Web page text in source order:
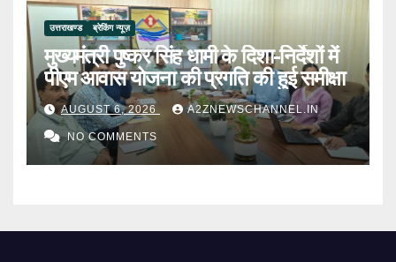
उत्तराखण्ड ब्रेकिंग न्यूज़
मुख्यमंत्री पुष्कर सिंह धामी के दिशा-निर्देशों में
पीएम आवास योजना की प्रगति की हुई समीक्षा
AUGUST 6, 2026 A2ZNEWSCHANNEL.IN
NO COMMENTS